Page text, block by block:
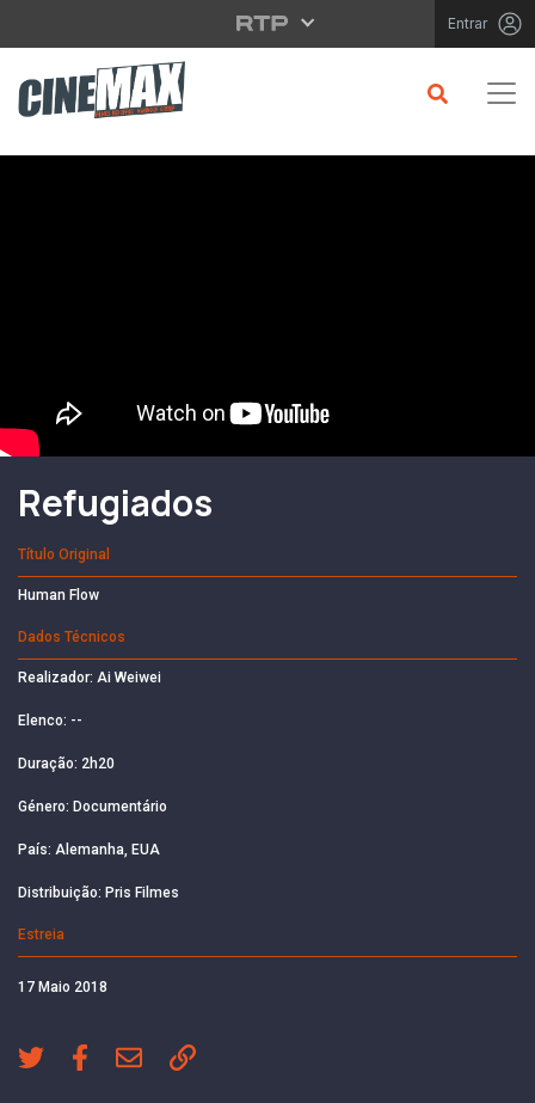
Saltar para o conteúdo principal Entrar
Filme em Cartaz
Refugiados
Título Original
Human Flow
Dados Técnicos
Realizador: Ai Weiwei
Elenco: --
Duração: 2h20
Género: Documentário
País: Alemanha, EUA
Distribuição: Pris Filmes
Estreia
17 Maio 2018